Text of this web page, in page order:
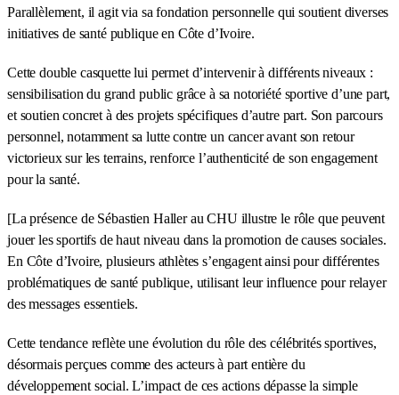
Parallèlement, il agit via sa fondation personnelle qui soutient diverses
initiatives de santé publique en Côte d’Ivoire.
Cette double casquette lui permet d’intervenir à différents niveaux :
sensibilisation du grand public grâce à sa notoriété sportive d’une part,
et soutien concret à des projets spécifiques d’autre part. Son parcours
personnel, notamment sa lutte contre un cancer avant son retour
victorieux sur les terrains, renforce l’authenticité de son engagement
pour la santé.
[La présence de Sébastien Haller au CHU illustre le rôle que peuvent
jouer les sportifs de haut niveau dans la promotion de causes sociales.
En Côte d’Ivoire, plusieurs athlètes s’engagent ainsi pour différentes
problématiques de santé publique, utilisant leur influence pour relayer
des messages essentiels.
Cette tendance reflète une évolution du rôle des célébrités sportives,
désormais perçues comme des acteurs à part entière du
développement social. L’impact de ces actions dépasse la simple